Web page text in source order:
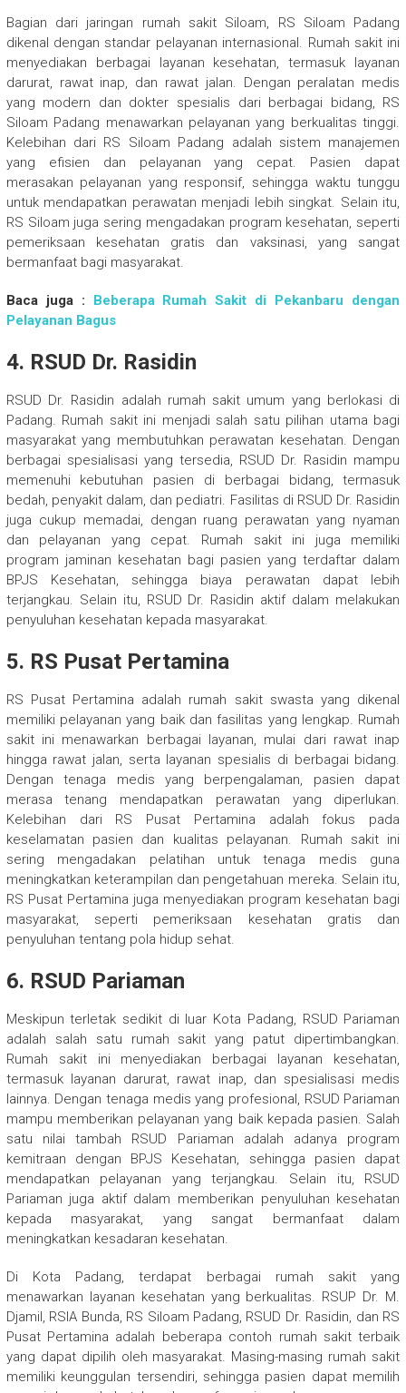
Bagian dari jaringan rumah sakit Siloam, RS Siloam Padang
dikenal dengan standar pelayanan internasional. Rumah sakit ini
menyediakan berbagai layanan kesehatan, termasuk layanan
darurat, rawat inap, dan rawat jalan. Dengan peralatan medis
yang modern dan dokter spesialis dari berbagai bidang, RS
Siloam Padang menawarkan pelayanan yang berkualitas tinggi.
Kelebihan dari RS Siloam Padang adalah sistem manajemen
yang efisien dan pelayanan yang cepat. Pasien dapat
merasakan pelayanan yang responsif, sehingga waktu tunggu
untuk mendapatkan perawatan menjadi lebih singkat. Selain itu,
RS Siloam juga sering mengadakan program kesehatan, seperti
pemeriksaan kesehatan gratis dan vaksinasi, yang sangat
bermanfaat bagi masyarakat.
Baca juga :
Beberapa Rumah Sakit di Pekanbaru dengan
Pelayanan Bagus
4. RSUD Dr. Rasidin
RSUD Dr. Rasidin adalah rumah sakit umum yang berlokasi di
Padang. Rumah sakit ini menjadi salah satu pilihan utama bagi
masyarakat yang membutuhkan perawatan kesehatan. Dengan
berbagai spesialisasi yang tersedia, RSUD Dr. Rasidin mampu
memenuhi kebutuhan pasien di berbagai bidang, termasuk
bedah, penyakit dalam, dan pediatri. Fasilitas di RSUD Dr. Rasidin
juga cukup memadai, dengan ruang perawatan yang nyaman
dan pelayanan yang cepat. Rumah sakit ini juga memiliki
program jaminan kesehatan bagi pasien yang terdaftar dalam
BPJS Kesehatan, sehingga biaya perawatan dapat lebih
terjangkau. Selain itu, RSUD Dr. Rasidin aktif dalam melakukan
penyuluhan kesehatan kepada masyarakat.
5. RS Pusat Pertamina
RS Pusat Pertamina adalah rumah sakit swasta yang dikenal
memiliki pelayanan yang baik dan fasilitas yang lengkap. Rumah
sakit ini menawarkan berbagai layanan, mulai dari rawat inap
hingga rawat jalan, serta layanan spesialis di berbagai bidang.
Dengan tenaga medis yang berpengalaman, pasien dapat
merasa tenang mendapatkan perawatan yang diperlukan.
Kelebihan dari RS Pusat Pertamina adalah fokus pada
keselamatan pasien dan kualitas pelayanan. Rumah sakit ini
sering mengadakan pelatihan untuk tenaga medis guna
meningkatkan keterampilan dan pengetahuan mereka. Selain itu,
RS Pusat Pertamina juga menyediakan program kesehatan bagi
masyarakat, seperti pemeriksaan kesehatan gratis dan
penyuluhan tentang pola hidup sehat.
6. RSUD Pariaman
Meskipun terletak sedikit di luar Kota Padang, RSUD Pariaman
adalah salah satu rumah sakit yang patut dipertimbangkan.
Rumah sakit ini menyediakan berbagai layanan kesehatan,
termasuk layanan darurat, rawat inap, dan spesialisasi medis
lainnya. Dengan tenaga medis yang profesional, RSUD Pariaman
mampu memberikan pelayanan yang baik kepada pasien. Salah
satu nilai tambah RSUD Pariaman adalah adanya program
kemitraan dengan BPJS Kesehatan, sehingga pasien dapat
mendapatkan pelayanan yang terjangkau. Selain itu, RSUD
Pariaman juga aktif dalam memberikan penyuluhan kesehatan
kepada masyarakat, yang sangat bermanfaat dalam
meningkatkan kesadaran kesehatan.
Di Kota Padang, terdapat berbagai rumah sakit yang
menawarkan layanan kesehatan yang berkualitas. RSUP Dr. M.
Djamil, RSIA Bunda, RS Siloam Padang, RSUD Dr. Rasidin, dan RS
Pusat Pertamina adalah beberapa contoh rumah sakit terbaik
yang dapat dipilih oleh masyarakat. Masing-masing rumah sakit
memiliki keunggulan tersendiri, sehingga pasien dapat memilih